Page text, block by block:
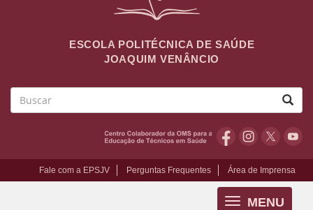
ESCOLA POLITÉCNICA DE SAÚDE
JOAQUIM VENÂNCIO
Fale com a EPSJV Perguntas Frequentes Área de Imprensa
MENU
Toggle